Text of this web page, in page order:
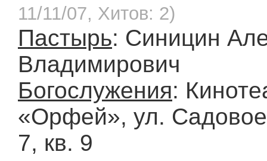
11/11/07, Хитов: 2)
Пастырь: Синицин
Владимирович
Богослужения:
«Орфей», ул.
7, кв. 9